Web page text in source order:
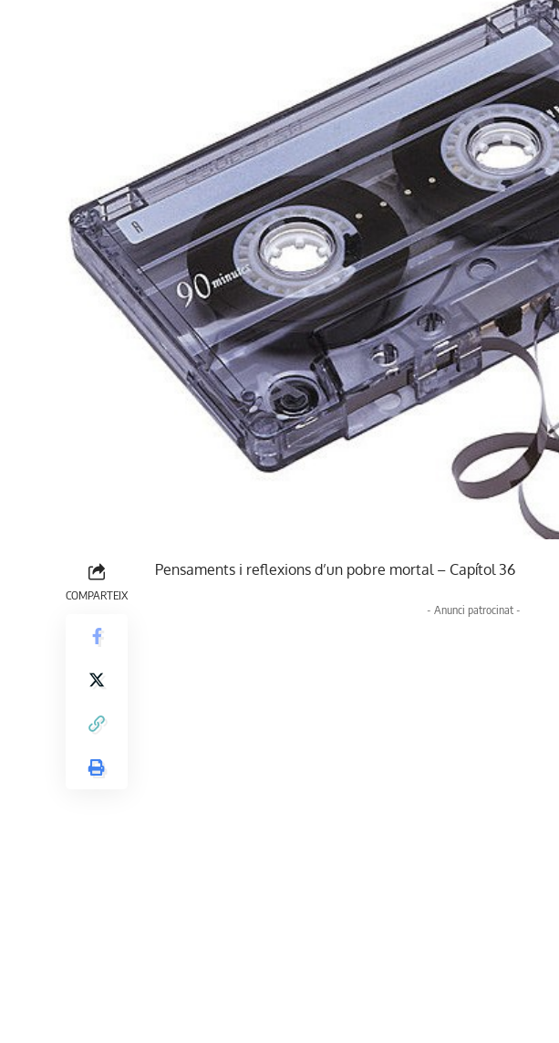
COMPARTEIX
Pensaments i reflexions d’un pobre mortal – Capítol 36
- Anunci patrocinat -